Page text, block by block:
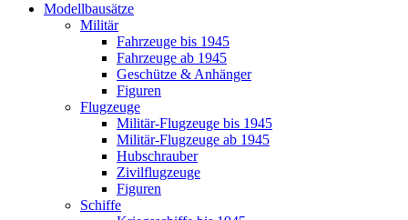
Modellbausätze
Militär
Fahrzeuge bis 1945
Fahrzeuge ab 1945
Geschütze & Anhänger
Figuren
Flugzeuge
Militär-Flugzeuge bis 1945
Militär-Flugzeuge ab 1945
Hubschrauber
Zivilflugzeuge
Figuren
Schiffe